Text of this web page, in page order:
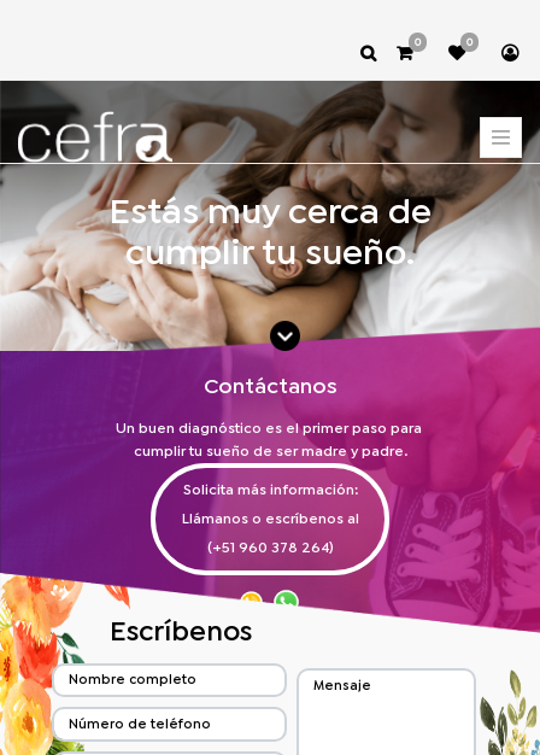
0 0
Estás muy cerca de
cumplir tu sueño.
Contáctanos
Un buen diagnóstico es el primer paso para
cumplir tu sueño de ser madre y padre.
Solicita más información:
Llámanos o escríbenos al
(+51 960 378 264)
Escríbenos